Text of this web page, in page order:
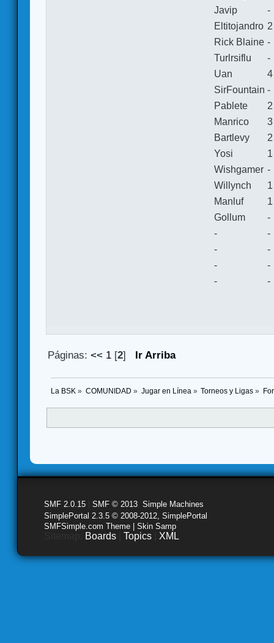
Javip
-
Eltitojandro 2
Rick Blaine -
Turlrsiflu
-
Uan
4
SirFountain -
Pablete
2
Manrico
3
Bartlevy
2
Yosi
1
Wishgamer -
Willynch
1
Manluf
1
Gollum
-
-
-
-
-
-
-
-
-
Páginas:<< 1 [2] Ir Arriba
La BSK » COMUNIDAD » Jugar en Línea » Torneos y Ligas »
SMF 2.0.15 SMF © 2013 Simple Machines
SimplePortal 2.3.5 © 2008-2012, SimplePortal
SMFSimple.com Theme | Skin Samp
Boards Topics XML